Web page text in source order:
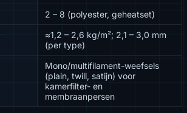
2 – 8 (polyester, geheatset)
≈1,2 – 2,6 kg/m²; 2,1 – 3,0 mm
(per type)
Mono/multifilament-weefsels
(plain, twill, satijn) voor
kamerfilter- en
membraanpersen